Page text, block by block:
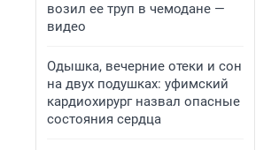
возил ее труп в чемодане —
видео
Одышка, вечерние отеки и сон
на двух подушках: уфимский
кардиохирург назвал опасные
состояния сердца